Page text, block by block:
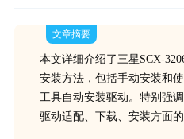
文章摘要
本文详细介绍了三星SCX-
安装方法，包括手动安装和
工具自动安装驱动。特别强
驱动适配、下载、安装方面的